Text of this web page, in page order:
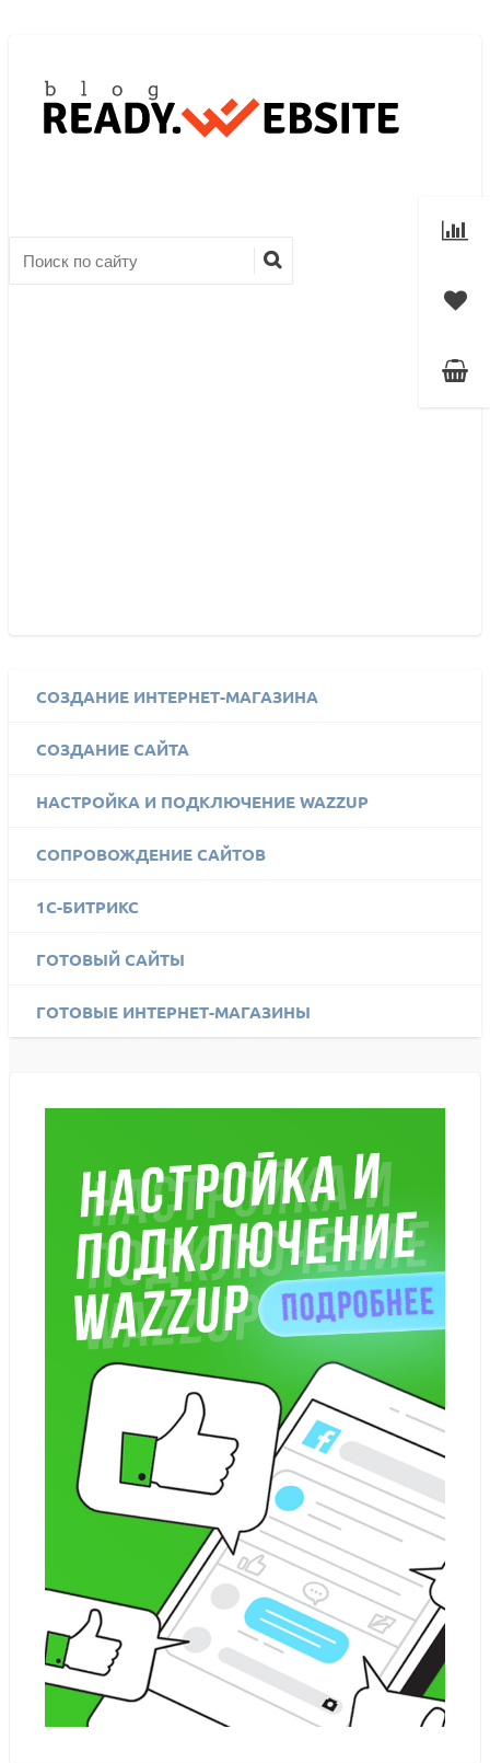
СОЗДАНИЕ ИНТЕРНЕТ-МАГАЗИНА
СОЗДАНИЕ САЙТА
НАСТРОЙКА И ПОДКЛЮЧЕНИЕ WAZZUP
СОПРОВОЖДЕНИЕ САЙТОВ
1C-БИТРИКС
ГОТОВЫЙ САЙТЫ
ГОТОВЫЕ ИНТЕРНЕТ-МАГАЗИНЫ